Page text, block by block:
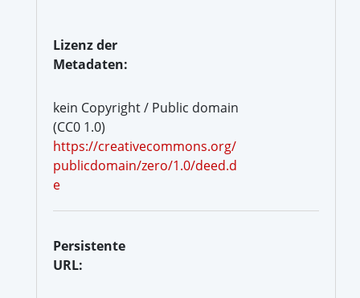
Lizenz der
Metadaten:
kein Copyright / Public domain
(CC0 1.0)
https://creativecommons.org/
publicdomain/zero/1.0/deed.d
e
Persistente
URL: